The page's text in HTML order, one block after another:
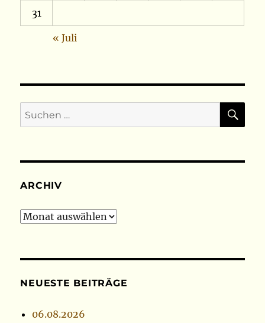
31
« Juli
Suchen
nach:
ARCHIV
Archiv
NEUESTE BEITRÄGE
06.08.2026